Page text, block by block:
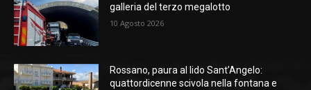
galleria del terzo megalotto
10 Agosto 2026
Rossano, paura al lido Sant’Angelo:
quattordicenne scivola nella fontana e